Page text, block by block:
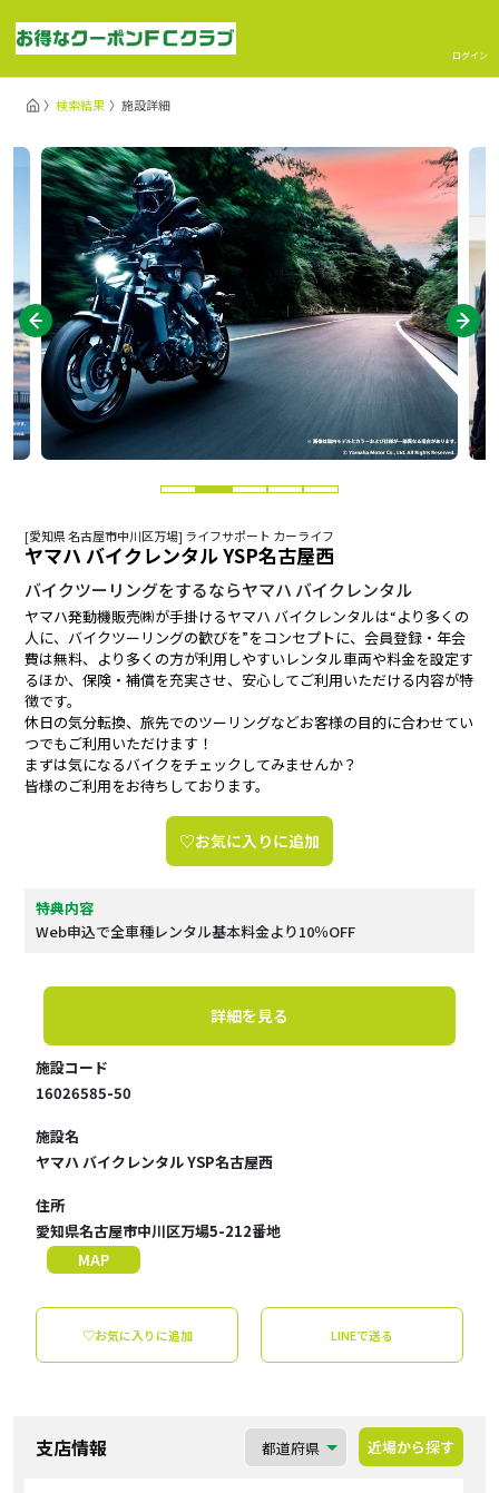
ログイン
検索結果 施設詳細
[愛知県 名古屋市中川区万場] ライフサポート カーライフ
ヤマハ バイクレンタル YSP名古屋西
バイクツーリングをするならヤマハ バイクレンタル
ヤマハ発動機販売㈱が手掛けるヤマハ バイクレンタルは“より多くの
人に、バイクツーリングの歓びを”をコンセプトに、会員登録・年会
費は無料、より多くの方が利用しやすいレンタル車両や料金を設定す
るほか、保険・補償を充実させ、安心してご利用いただける内容が特
徴です。
休日の気分転換、旅先でのツーリングなどお客様の目的に合わせてい
つでもご利用いただけます！
まずは気になるバイクをチェックしてみませんか？
皆様のご利用をお待ちしております。
♡お気に入りに追加
特典内容
Web申込で全車種レンタル基本料金より10％OFF
詳細を見る
施設コード
16026585-50
施設名
ヤマハ バイクレンタル YSP名古屋西
住所
愛知県名古屋市中川区万場5-212番地
MAP
♡お気に入りに追加 LINEで送る
支店情報 近場から探す